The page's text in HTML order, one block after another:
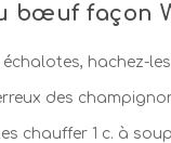
bœuf façon
échalotes, hachez-
des
chauffer 1 c. à